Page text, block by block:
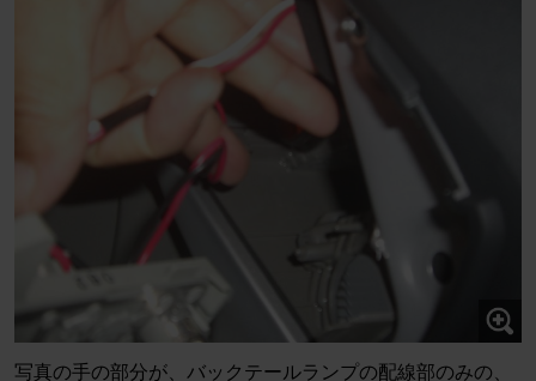
写真の手の部分が、バックテールランプの配線部のみの、